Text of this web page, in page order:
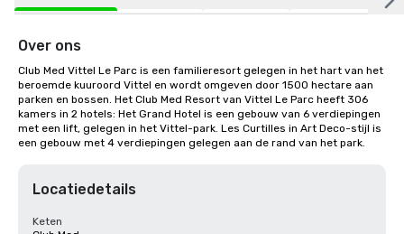
Over ons
Club Med Vittel Le Parc is een familieresort gelegen in het hart van het
beroemde kuuroord Vittel en wordt omgeven door 1500 hectare aan
parken en bossen. Het Club Med Resort van Vittel Le Parc heeft 306
kamers in 2 hotels: Het Grand Hotel is een gebouw van 6 verdiepingen
met een lift, gelegen in het Vittel-park. Les Curtilles in Art Deco-stijl is
een gebouw met 4 verdiepingen gelegen aan de rand van het park.
Locatiedetails
Keten